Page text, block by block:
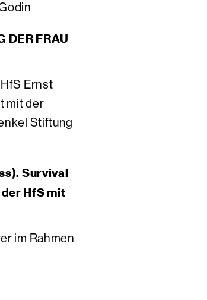
DER FRAU
Ernst
mit der
Stiftung
Survival
HfS mit
im Rahmen